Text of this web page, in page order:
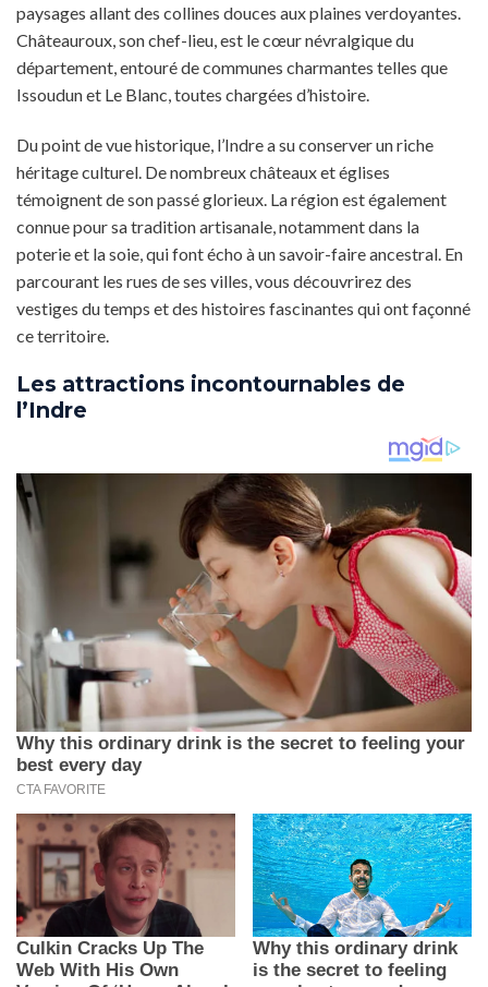
paysages allant des collines douces aux plaines verdoyantes.
Châteauroux, son chef-lieu, est le cœur névralgique du
département, entouré de communes charmantes telles que
Issoudun et Le Blanc, toutes chargées d’histoire.
Du point de vue historique, l’Indre a su conserver un riche
héritage culturel. De nombreux châteaux et églises
témoignent de son passé glorieux. La région est également
connue pour sa tradition artisanale, notamment dans la
poterie et la soie, qui font écho à un savoir-faire ancestral. En
parcourant les rues de ses villes, vous découvrirez des
vestiges du temps et des histoires fascinantes qui ont façonné
ce territoire.
Les attractions incontournables de
l’Indre